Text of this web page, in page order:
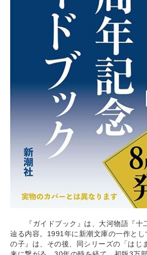
『ガイドブック』は、大河物語『
辿る内容。1991年に新潮文庫の一作とし
の子』は、その後、同シリーズの「はじ